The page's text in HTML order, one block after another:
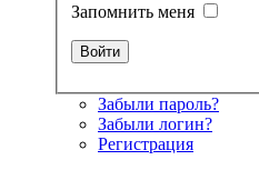
Запомнить меня
Забыли пароль?
Забыли логин?
Регистрация